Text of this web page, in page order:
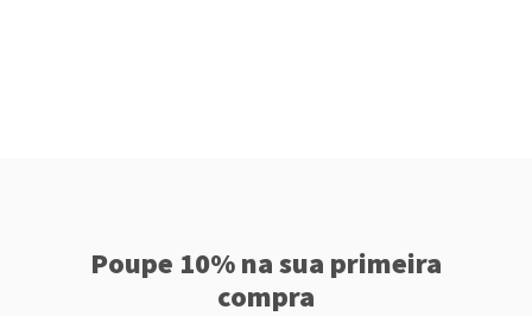
Poupe 10% na sua primeira
compra